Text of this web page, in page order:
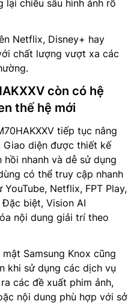
lại chiều sâu hình ảnh rõ
Netflix, Disney+ hay
chất lượng vượt xa các
còn có hệ
thế hệ mới
tiếp tục nâng
Giao diện được thiết kế
nhanh và dễ sử dụng
có thể truy cập nhanh
Netflix, FPT Play,
biệt, Vision AI
nội dung giải trí theo
Samsung Knox cũng
khi sử dụng các dịch vụ
các đề xuất phim ảnh,
nội dung phù hợp với sở